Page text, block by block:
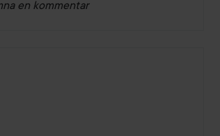
en kommentar